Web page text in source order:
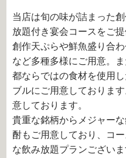
当店は旬の味が詰まった
放題付き宴会コースをご提
創作天ぷらや鮮魚盛り合
など多種多様にご用意。
都ならではの食材を使用
ブルにご用意しておりま
意しております。
貴重な銘柄からメジャー
酎もご用意しており、コ
な飲み放題プランございま